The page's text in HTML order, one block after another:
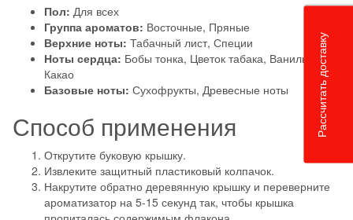
Пол: Для всех
Группа ароматов: Восточные, Пряные
Верхние ноты: Табачный лист, Специи
Ноты сердца: Бобы тонка, Цветок табака, Ваниль,
Какао
Базовые ноты: Сухофрукты, Древесные ноты
Способ применения
Открутите буковую крышку.
Извлеките защитный пластиковый колпачок.
Накрутите обратно деревянную крышку и переверните
ароматизатор на 5-15 секунд так, чтобы крышка
Рассчитать доставку